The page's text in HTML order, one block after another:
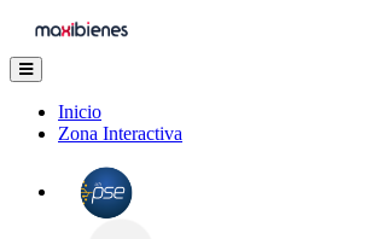
Inicio
Zona Interactiva